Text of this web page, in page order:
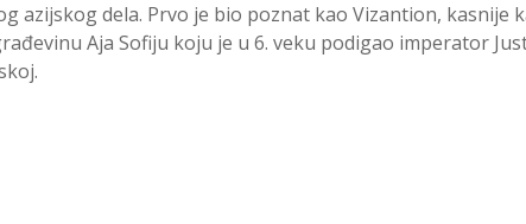
azijskog dela. Prvo je bio poznat kao Vizantion, kasnije
Aja Sofiju koju je u 6. veku podigao imperator